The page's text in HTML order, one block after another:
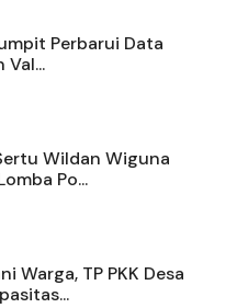
Perbarui Data
Val...
Wildan Wiguna
Po...
Warga, TP PKK Desa